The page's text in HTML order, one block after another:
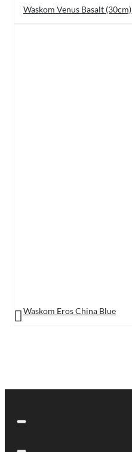
Waskom Venus Basalt (30cm)
Waskom Eros China Blue